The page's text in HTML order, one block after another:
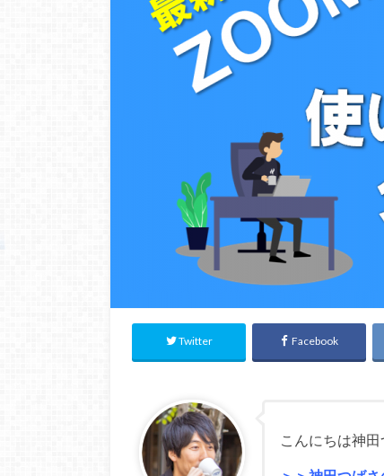
Twitter Facebook
こんにちは神田